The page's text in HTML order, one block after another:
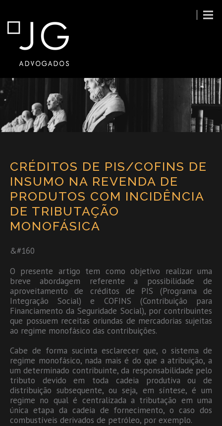
CRÉDITOS DE PIS/COFINS DE
INSUMO NA REVENDA DE
PRODUTOS COM INCIDÊNCIA
DE TRIBUTAÇÃO
MONOFÁSICA
&#160
O presente artigo tem como objetivo realizar uma
breve abordagem referente a possibilidade de
aproveitamento de créditos de PIS (Programa de
Integração Social) e COFINS (Contribuição para
Financiamento da Seguridade Social), por contribuintes
que possuem receitas oriundas de mercadorias sujeitas
ao regime monofásico das contribuições.
Cabe de forma sucinta esclarecer que, o sistema de
regime monofásico, nada mais é do que a atribuição, a
um determinado contribuinte, da responsabilidade pelo
tributo devido em toda cadeia produtiva ou de
distribuição subsequente, ou seja, em síntese, é um
regime no qual é centralizada a tributação em uma
única etapa da cadeia de fornecimento, o caso dos
combustíveis derivados de petróleo, por exemplo.